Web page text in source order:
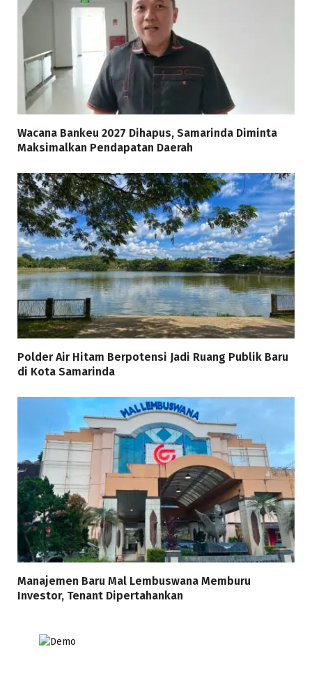
Wacana Bankeu 2027 Dihapus, Samarinda Diminta
Maksimalkan Pendapatan Daerah
Polder Air Hitam Berpotensi Jadi Ruang Publik Baru
di Kota Samarinda
Manajemen Baru Mal Lembuswana Memburu
Investor, Tenant Dipertahankan